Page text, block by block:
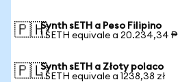
🇵🇭Synth sETH a Peso Filipino
1 SETH equivale a 20.234,34 ₱
🇵🇱Synth sETH a Złoty polaco
1 SETH equivale a 1238,38 zł